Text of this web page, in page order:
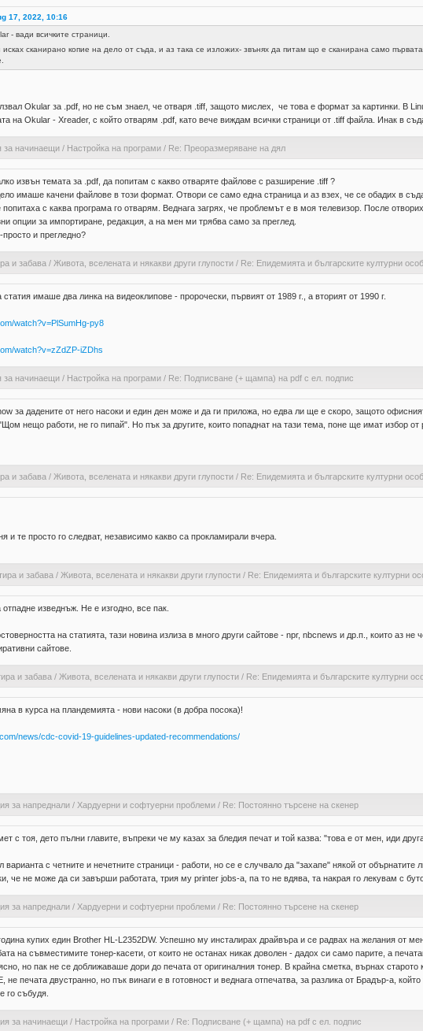
17, 2022, 10:16
- вади всичките страници.
исках сканирано копие на дело от съда, и аз така се изложих- звънях да питам що е сканирана само
Okular за .pdf, но не съм знаел, че отваря .tiff, защото мислех, че това е формат за картинки. В
на Okular - Xreader, с който отварям .pdf, като вече виждам всички страници от .tiff файла. Инак в
за начинаещи / Настройка на програми / Re: Преоразмеряване на дял
извън темата за .pdf, да попитам с какво отваряте файлове с разширение .tiff ?
имаше качени файлове в този формат. Отвори се само една страница и аз взех, че се обадих в
с каква програма го отварям. Веднага загрях, че проблемът е в моя телевизор. После
опции за импортиране, редакция, а на мен ми трябва само за преглед.
и прегледно?
и забава / Живота, вселената и някакви други глупости / Re: Епидемията и българските културни
статия имаше два линка на видеоклипове - пророчески, първият от 1989 г., а вторият от 1990 г.
watch?v=PlSumHg-py8
watch?v=zZdZP-iZDhs
за начинаещи / Настройка на програми / Re: Подписване (+ щампа) на pdf с ел. подпис
за дадените от него насоки и един ден може и да ги приложа, но едва ли ще е скоро, защото
нещо работи, не го пипай". Но пък за другите, които попаднат на тази тема, поне ще имат избор от
и забава / Живота, вселената и някакви други глупости / Re: Епидемията и българските културни
и те просто го следват, независимо какво са прокламирали вчера.
и забава / Живота, вселената и някакви други глупости / Re: Епидемията и българските културни
изведнъж. Не е изгодно, все пак.
на статията, тази новина излиза в много други сайтове - npr, nbcnews и др.п., които аз
сайтове.
и забава / Живота, вселената и някакви други глупости / Re: Епидемията и българските културни
в курса на пландемията - нови насоки (в добра посока)!
news/cdc-covid-19-guidelines-updated-recommendations/
за напреднали / Хардуерни и софтуерни проблеми / Re: Постоянно търсене на скенер
с тоя, дето пълни главите, въпреки че му казах за бледия печат и той казва: "това е от мен, иди
с четните и нечетните страници - работи, но се е случвало да "захапе" някой от обърнатите
че не може да си завърши работата, трия му printer jobs-a, па то не вдява, та накрая го лекувам с
за напреднали / Хардуерни и софтуерни проблеми / Re: Постоянно търсене на скенер
купих един Brother HL-L2352DW. Успешно му инсталирах драйвъра и се радвах на желания от
на съвместимите тонер-касети, от които не останах никак доволен - дадох си само парите, а
но пак не се доближаваше дори до печата от оригиналния тонер. В крайна сметка, върнах
не печата двустранно, но пък винаги е в готовност и веднага отпечатва, за разлика от Брадър-а,
го събудя.
за начинаещи / Настройка на програми / Re: Подписване (+ щампа) на pdf с ел. подпис